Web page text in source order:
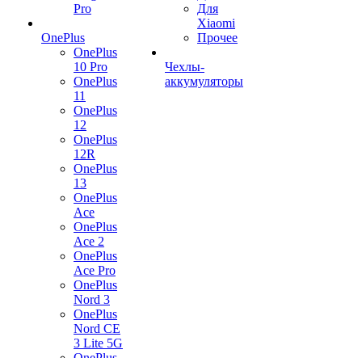
Pro
OnePlus
OnePlus
10 Pro
OnePlus
11
OnePlus
12
OnePlus
12R
OnePlus
13
OnePlus
Ace
OnePlus
Ace 2
OnePlus
Ace Pro
OnePlus
Nord 3
OnePlus
Nord CE
3 Lite 5G
Для
Xiaomi
Прочее
Чехлы-
аккумуляторы